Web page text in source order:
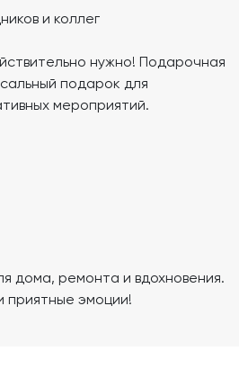
и коллег
нужно! Подарочная
подарок для
мероприятий.
дома, ремонта и вдохновения.
приятные эмоции!